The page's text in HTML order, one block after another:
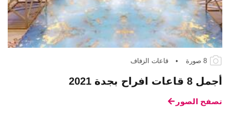
8 صورة • قاعات الزفاف
أجمل 8 قاعات افراح بجدة 2021
تصفح الصور